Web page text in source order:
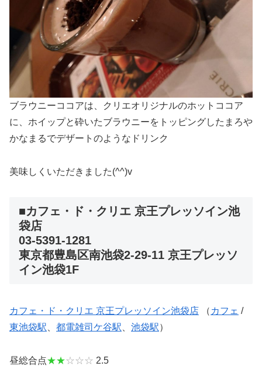
ブラウニーココアは、クリエオリジナルのホットココア
に、ホイップと砕いたブラウニーをトッピングしたまろや
かなまるでデザートのようなドリンク
美味しくいただきました(^^)v
■カフェ・ド・クリエ 京王プレッソイン池
袋店
03-5391-1281
東京都豊島区南池袋2-29-11 京王プレッソ
イン池袋1F
カフェ・ド・クリエ 京王プレッソイン池袋店 （ カフェ /
東池袋駅
都電雑司ケ谷駅 池袋駅）
昼総合点★★☆☆☆ 2.5